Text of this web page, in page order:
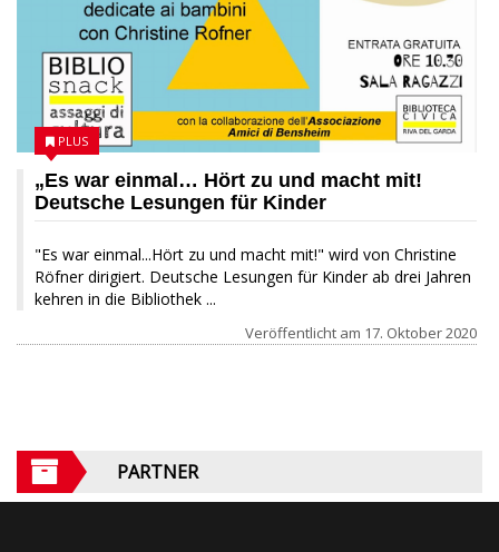
„Es war einmal… Hört zu und macht mit!
Deutsche Lesungen für Kinder
"Es war einmal...Hört zu und macht mit!" wird von Christine
Röfner dirigiert. Deutsche Lesungen für Kinder ab drei Jahren
kehren in die Bibliothek ...
PLUS
Veröffentlicht am 17. Oktober 2020
PARTNER